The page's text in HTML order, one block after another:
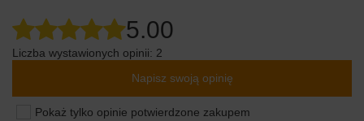
5.00
Liczba wystawionych opinii: 2
Napisz swoją opinię
Pokaż tylko opinie potwierdzone zakupem